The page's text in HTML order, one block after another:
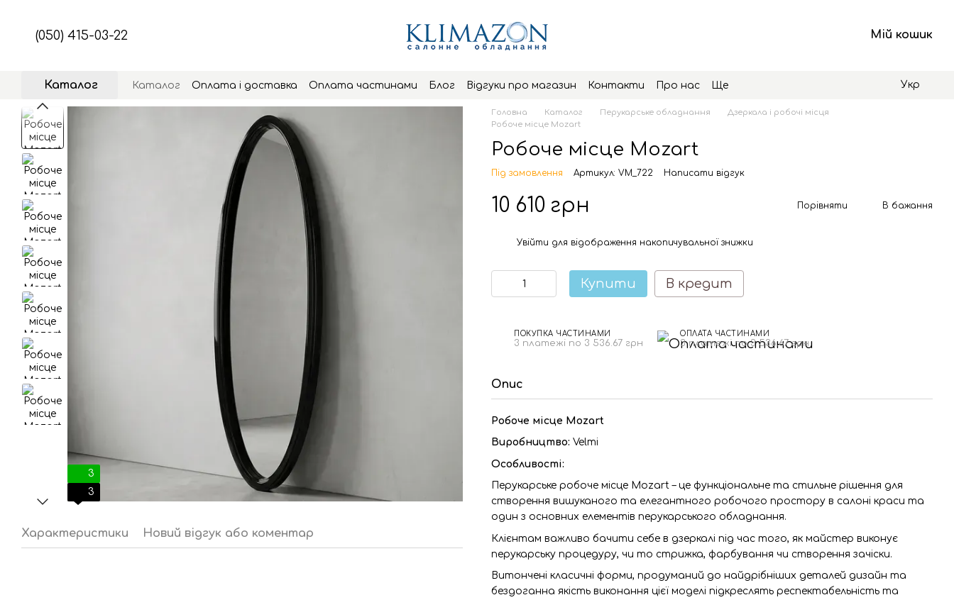
(050) 415-03-22 Мій кошик
Каталог Каталог Оплата і доставка Оплата частинами Блог Відгуки про магазин Контакти Про нас Ще Укр
3
3
Характеристики Новий відгук або коментар
Головна Каталог Перукарське обладнання
Дзеркала і робочі місця
Робоче місце Mozart
Робоче місце Mozart
Під замовлення Артикул: VM_722 Написати відгук
10 610 грн Порівняти В бажання
Увійти для відображення накопичувальної знижки
Купити В кредит
ПОКУПКА ЧАСТИНАМИ
3 платежі по 3 536.67 грн
ОПЛАТА ЧАСТИНАМИ
3 платежі по 3 536.67 грн
Опис
Робоче місце Mozart
Виробництво: Velmi
Особливості:
Перукарське робоче місце Mozart – це функціональне та стильне рішення для
створення вишуканого та елегантного робочого простору в салоні краси та
один з основних елементів перукарського обладнання.
Клієнтам важливо бачити себе в дзеркалі під час того, як майстер виконує
перукарську процедуру, чи то стрижка, фарбування чи створення зачіски.
Витончені класичні форми, продуманий до найдрібніших деталей дизайн та
бездоганна якість виконання цієї моделі підкреслять респектабельність та